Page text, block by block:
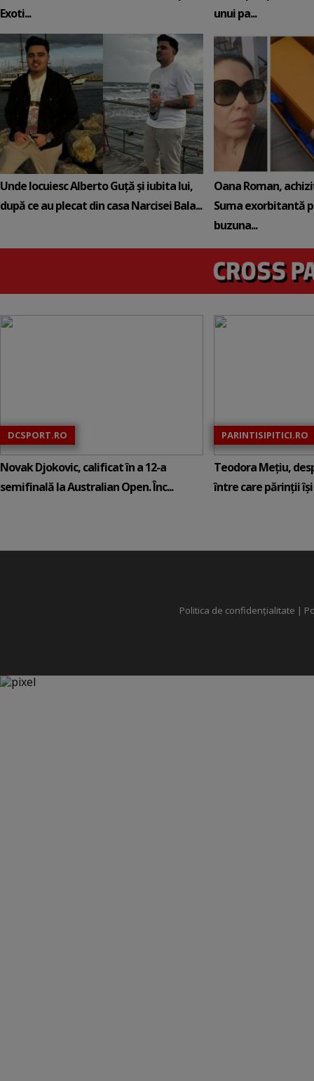
Exoti...
unui pa...
Unde locuiesc Alberto Guță și iubita lui,
după ce au plecat din casa Narcisei Bala...
Oana Roman,
Suma exorbitantă
buzuna...
DCSPORT.RO
Novak Djokovic, calificat în a 12-a
semifinală la Australian Open. Înc...
PARINTISIPITICI.RO
Teodora Mețiu,
între care părinții își
Politica de confidențialitate |